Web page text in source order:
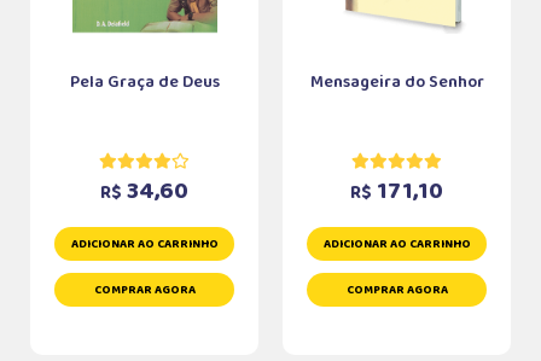
Pela Graça de Deus
R$ 34,60
ADICIONAR AO CARRINHO
COMPRAR AGORA
Mensageira do Senhor
R$ 171,10
ADICIONAR AO CARRINHO
COMPRAR AGORA